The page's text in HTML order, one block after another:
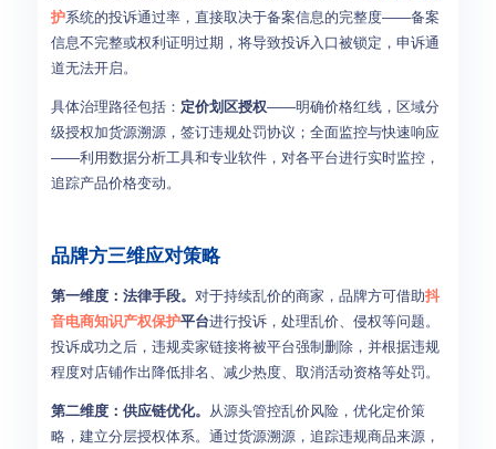
护系统的投诉通过率，直接取决于备案信息的完整度——备案
信息不完整或权利证明过期，将导致投诉入口被锁定，申诉通
道无法开启。
具体治理路径包括： 定价划区授权——明确价格红线，区域分
级授权加货源溯源，签订违规处罚协议；全面监控与快速响应
——利用数据分析工具和专业软件，对各平台进行实时监控，
追踪产品价格变动。
品牌方三维应对策略
第一维度：法律手段。 对于持续乱价的商家，品牌方可借助抖
音电商知识产权保护平台进行投诉，处理乱价、侵权等问题。
投诉成功之后，违规卖家链接将被平台强制删除，并根据违规
程度对店铺作出降低排名、减少热度、取消活动资格等处罚。
第二维度：供应链优化。 从源头管控乱价风险，优化定价策
略，建立分层授权体系。通过货源溯源，追踪违规商品来源，